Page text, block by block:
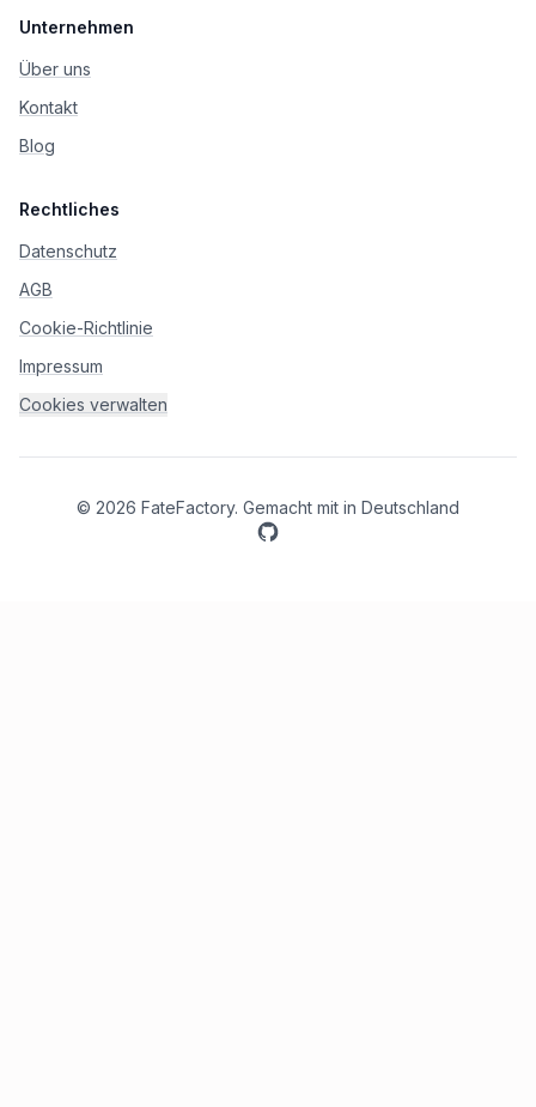
Unternehmen
Über uns
Kontakt
Blog
Rechtliches
Datenschutz
AGB
Cookie-Richtlinie
Impressum
Cookies verwalten
© 2026 FateFactory. Gemacht mit in Deutschland